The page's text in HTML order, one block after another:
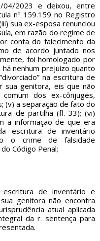
2023 e deixou, entre
nº 159.159 no Registro
sua ex-esposa renunciou
em razão do regime de
conta do falecimento da
de acordo juntado nos
foi homologado por
nenhum prejuízo quanto
na escritura de
sua genitora, eis que não
dos ex-cônjuges,
(v) a separação de fato do
de partilha (fl. 33); (vi)
a informação de que era
escritura de inventário
o crime de falsidade
Código Penal;
de inventário e
genitora não encontra
atual aplicada
da r. sentença para